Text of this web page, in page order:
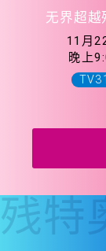
无界超越
11月
晚上
TV31
残特